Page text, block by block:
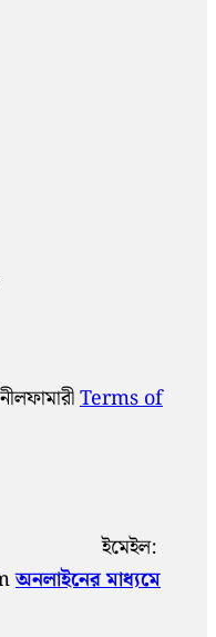
Terms of
ইমেইল:
অনলাইনের মাধ্যমে